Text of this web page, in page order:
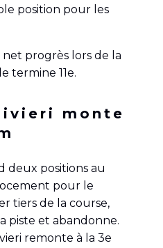
position pour les
progrès lors de la
termine 11e.
monte
deux positions au
pour le
tiers de la course,
piste et abandonne.
remonte à la 3e